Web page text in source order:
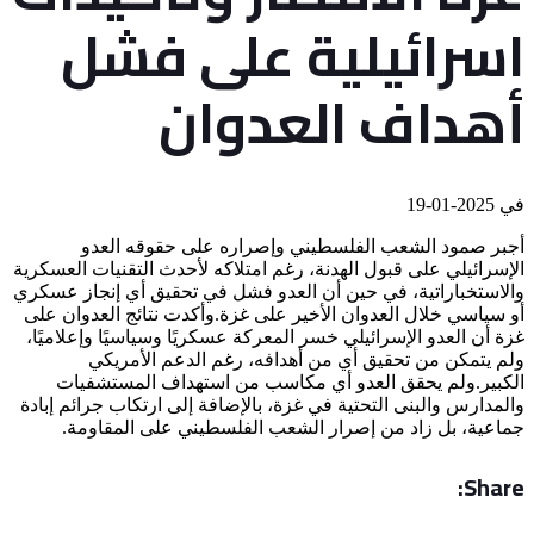
اسرائيلية على فشل
أهداف العدوان
في
أجبر صمود الشعب الفلسطيني وإصراره على حقوقه العدو
الإسرائيلي على قبول الهدنة، رغم امتلاكه لأحدث التقنيات العسكرية
والاستخباراتية، في حين أن العدو فشل في تحقيق أي إنجاز عسكري
أو سياسي خلال العدوان الأخير على غزة.وأكدت نتائج العدوان على
غزة أن العدو الإسرائيلي خسر المعركة عسكريًا وسياسيًا وإعلاميًا،
ولم يتمكن من تحقيق أي من أهدافه، رغم الدعم الأمريكي
الكبير.ولم يحقق العدو أي مكاسب من استهداف المستشفيات
والمدارس والبنى التحتية في غزة، بالإضافة إلى ارتكاب جرائم إبادة
جماعية، بل زاد من إصرار الشعب الفلسطيني على المقاومة.
Share: